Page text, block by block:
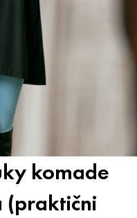
komade
(praktični